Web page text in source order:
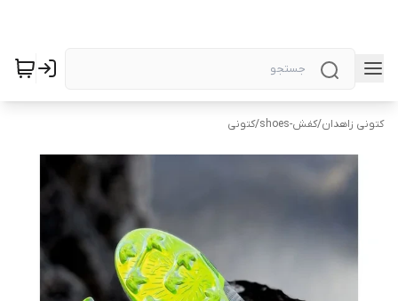
کتونی زاهدان/کفش-shoes /کتونی